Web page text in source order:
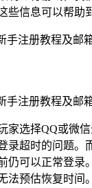
些信息可以帮助
家选择QQ或微
录超时的问题。
仍可以正常登录
法预估恢复时间